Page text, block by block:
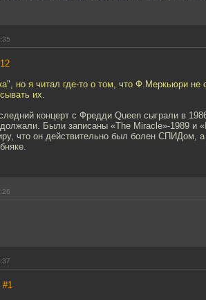
но я читал где-то о том, что Ф.Меркьюри
их.
концерт с Фредди Queen сыграли в
Были записаны «The Miracle»-1989 и
что он действительно был болен СПИДом, а
#1